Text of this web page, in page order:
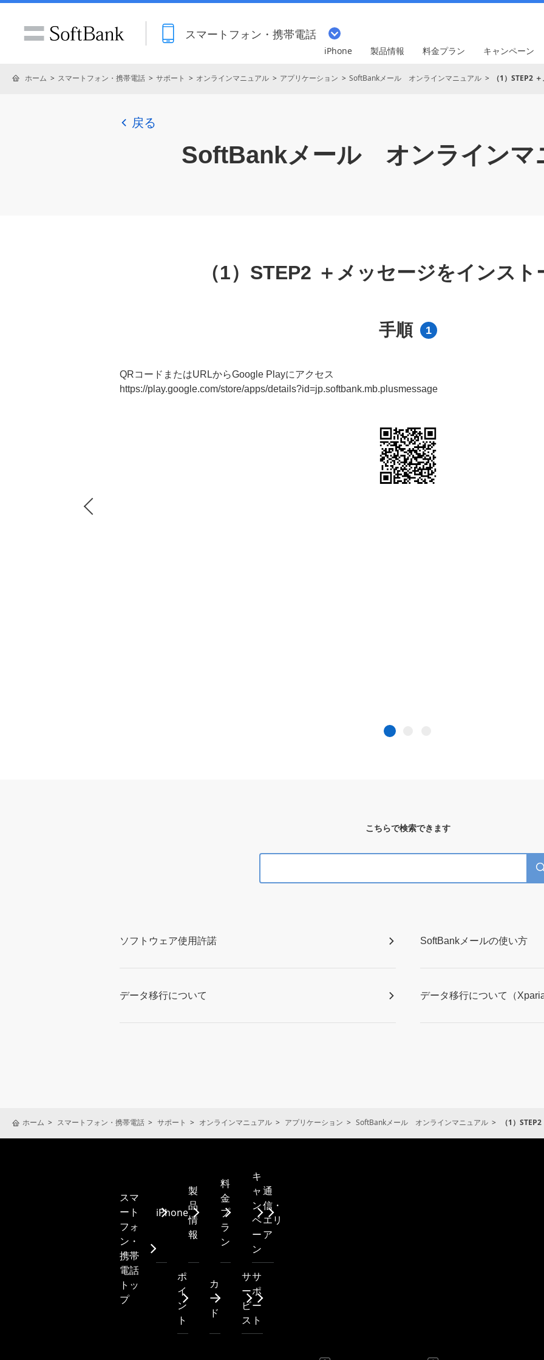
スマートフォン・携帯電話
iPhone 製品情報 料金プラン キャンペーン
ホーム スマートフォン・携帯電話 サポート オンラインマニュアル アプリケーション SoftBankメール オンラインマニュアル （1）STEP2
戻る
SoftBankメール オンラインマ
（1）STEP2 ＋メッセージをインス
手順 1
QRコードまたはURLからGoogle Playにアクセス
https://play.google.com/store/apps/details?id=jp.softbank.mb.plusmessage
こちらで検索できます
ソフトウェア使用許諾 SoftBankメールの使い方
データ移行について データ移行について（
ホーム スマートフォン・携帯電話 サポート オンラインマニュアル アプリケーション SoftBankメール オンラインマニュアル （1）
スマ
ート
フォ
ン・
携帯
電話
トッ
プ
iPhone
製
品
情
報
料
金
プ
ラ
ン
キ
ャ
ン
ペ
ー
ン
通
信・
エリ
ア
ポ
イ
ン
ト
カ
ー
ド
サ
ー
ビ
ス
サ
ポ
ー
ト